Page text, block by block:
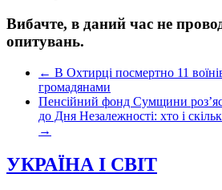
Вибачте, в даний час не
опитувань.
← В Охтирці посмертно 11
громадянами
Пенсійний фонд Сумщини
до Дня Незалежності: хто і
→
УКРАЇНА І СВІТ